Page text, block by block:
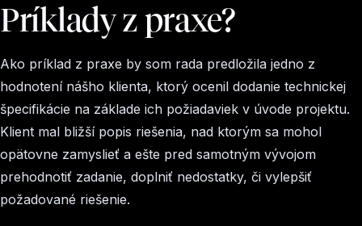
Príklady z praxe?
Ako príklad z praxe by som rada predložila jedno z
hodnotení nášho klienta, ktorý ocenil dodanie technickej
špecifikácie na základe ich požiadaviek v úvode projektu.
Klient mal bližší popis riešenia, nad ktorým sa mohol
opätovne zamyslieť a ešte pred samotným vývojom
prehodnotiť zadanie, doplniť nedostatky, či vylepšiť
požadované riešenie.